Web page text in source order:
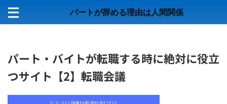
パートが辞める理由は人間関係
パート・バイトが転職する時に絶対に役立
つサイト【2】転職会議